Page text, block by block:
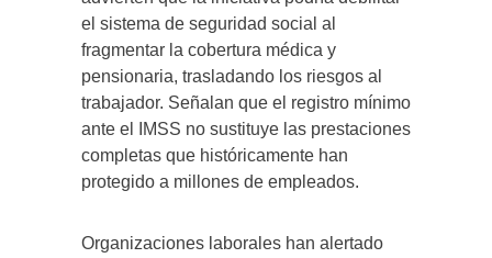
el sistema de seguridad social al
fragmentar la cobertura médica y
pensionaria, trasladando los riesgos al
trabajador. Señalan que el registro mínimo
ante el IMSS no sustituye las prestaciones
completas que históricamente han
protegido a millones de empleados.
Organizaciones laborales han alertado